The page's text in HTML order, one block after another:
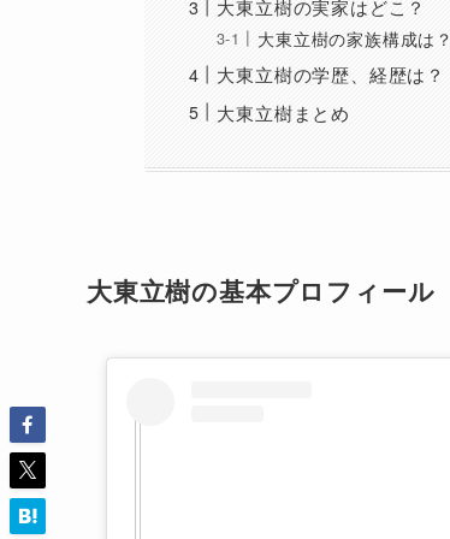
大東立樹の実家はどこ？
大東立樹の家族構成は？
大東立樹の学歴、経歴は？
大東立樹まとめ
大東立樹の基本プロフィール